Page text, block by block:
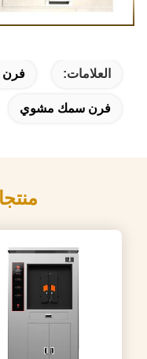
العلامات: فرن
فرن سمك مشوي